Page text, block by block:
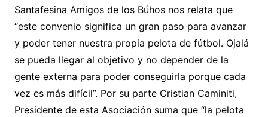
Santafesina Amigos de los Búhos nos relata que
“este convenio significa un gran paso para avanzar
y poder tener nuestra propia pelota de fútbol. Ojalá
se pueda llegar al objetivo y no depender de la
gente externa para poder conseguirla porque cada
vez es más difícil”. Por su parte Cristian Caminiti,
Presidente de esta Asociación suma que “la pelota